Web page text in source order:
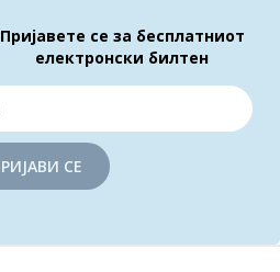
Пријавете се за бесплатниот
електронски билтен
СЕ